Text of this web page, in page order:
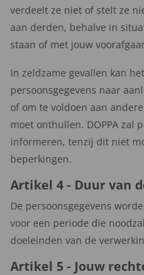
verdeelt ze niet of stelt ze
aan derden, behalve in
staan of met jouw
In zeldzame gevallen kan
persoonsgegevens naar
of om te voldoen aan
moet onthullen. DOPPA zal
informeren, tenzij dit niet
beperkingen.
Artikel 4 - Duur van
De persoonsgegevens
voor een periode die
doeleinden van de
Artikel 5 - Jouw